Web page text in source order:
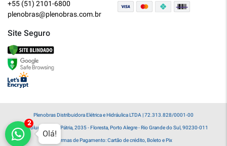
+55 (51) 2101-6800
plenobras@plenobras.com.br
Site Seguro
Plenobras Distribuidora Elétrica e Hidráulica LTDA | 72.313.828/0001-00
Av. Voluntários da Pátria, 2035 - Floresta, Porto Alegre - Rio Grande do Sul, 90230-011
Formas de Pagamento: Cartão de crédito, Boleto e Pix
Olá!
O que você deseja?